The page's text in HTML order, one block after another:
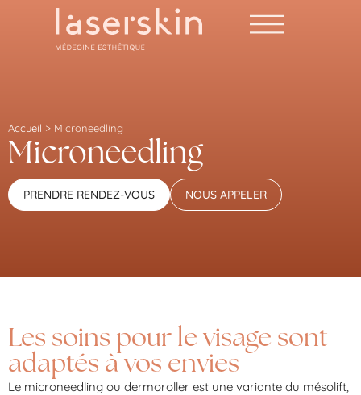
Accueil > Microneedling
Microneedling
PRENDRE RENDEZ-VOUS NOUS APPELER
Les soins pour le visage sont
adaptés à vos envies
Le microneedling ou dermoroller est une variante du mésolift,